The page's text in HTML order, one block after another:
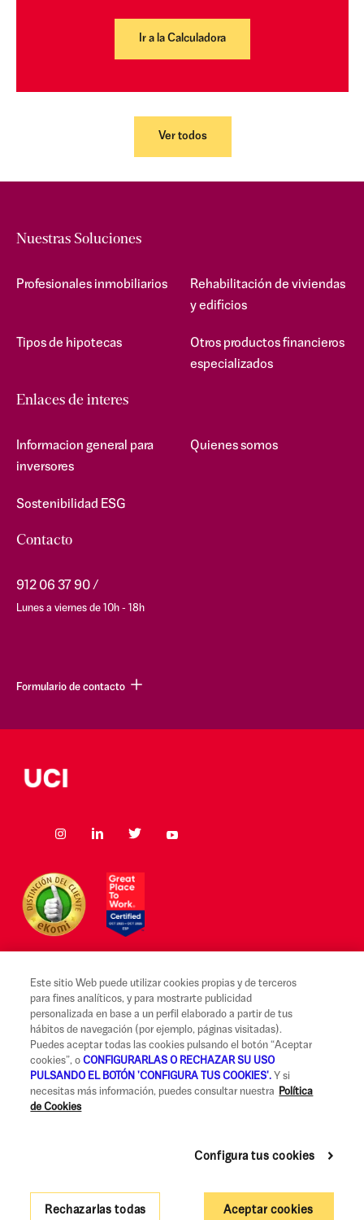
Ir a la Calculadora
Ver todos
Nuestras Soluciones
Profesionales inmobiliarios
Rehabilitación de viviendas
y edificios
Tipos de hipotecas
Otros productos financieros
especializados
Enlaces de interes
Informacion general para
inversores
Quienes somos
Sostenibilidad ESG
Contacto
912 06 37 90
Lunes a viernes de 10h - 18h
Formulario de contacto
Aviso legal y Condiciones de uso
Reclamaciones
Código de Buenas Prácticas
Gobierno Corporativo y Política de Remuneraciones
Este sitio Web puede utilizar cookies propias y de terceros
para fines analíticos, y para mostrarte publicidad
personalizada en base a un perfil elaborado a partir de tus
hábitos de navegación (por ejemplo, páginas visitadas).
Puedes aceptar todas las cookies pulsando el botón “Aceptar
cookies”, oCONFIGURARLAS O RECHAZAR SU USO
PULSANDO EL BOTÓN 'CONFIGURA TUS COOKIES'. Y si
necesitas más información, puedes consultar nuestra
Política
de Cookies
Aceptar cookies
Rechazarlas todas
Configura tus cookies